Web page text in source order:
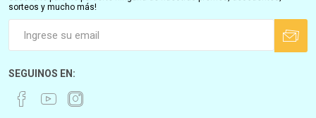
sorteos y mucho más!
SEGUINOS EN: